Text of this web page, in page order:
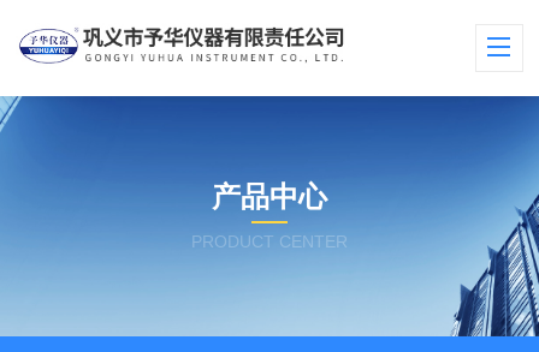
产品中心
PRODUCT CENTER